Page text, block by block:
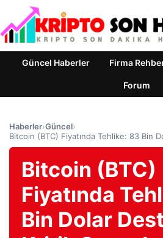
Güncel Haberler Firma
Forum
Haberler›Güncel›
Bitcoin (BTC) Fiyatında Tehlike: 83 Bin
Bitcoin (BTC)
Fiyatında
Bin Dolar